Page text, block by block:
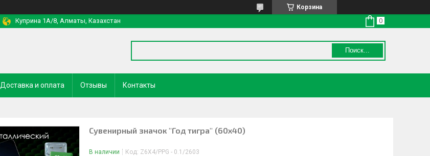
Корзина
Куприна 1A/8, Алматы, Казахстан
Поиск...
Доставка и оплата Отзывы Контакты
Сувенирный значок "Год тигра" (60х40)
В наличии Код: Z6X4/PPG - 0.1/2603